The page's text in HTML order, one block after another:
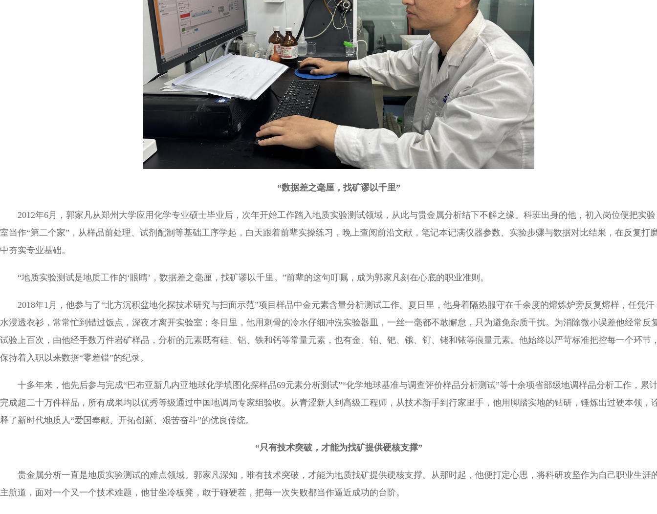
“数据差之毫厘，找矿谬以千里”
2012年6月，郭家凡从郑州大学应用化学专业硕士毕业后，次年开始工作踏入地质实验测试领域，从此与贵金属分析结下不解之缘。科班出身的他，初入岗位便把实验
室当作“第二个家”，从样品前处理、试剂配制等基础工序学起，白天跟着前辈实操练习，晚上查阅前沿文献，笔记本记满仪器参数、实验步骤与数据对比结果，在反复打
中夯实专业基础。
“地质实验测试是地质工作的‘眼睛’，数据差之毫厘，找矿谬以千里。”前辈的这句叮嘱，成为郭家凡刻在心底的职业准则。
2018年1月，他参与了“北方沉积盆地化探技术研究与扫面示范”项目样品中金元素含量分析测试工作。夏日里，他身着隔热服守在千余度的熔炼炉旁反复熔样，任凭汗
水浸透衣衫，常常忙到错过饭点，深夜才离开实验室；冬日里，他用刺骨的冷水仔细冲洗实验器皿，一丝一毫都不敢懈怠，只为避免杂质干扰。为消除微小误差他经常反
试验上百次，由他经手数万件岩矿样品，分析的元素既有硅、铝、铁和钙等常量元素，也有金、铂、钯、锇、钌、铑和铱等痕量元素。他始终以严苛标准把控每一个环节
保持着入职以来数据“零差错”的纪录。
十多年来，他先后参与完成“巴布亚新几内亚地球化学填图化探样品69元素分析测试”“化学地球基准与调查评价样品分析测试”等十余项省部级地调样品分析工作，累
完成超二十万件样品，所有成果均以优秀等级通过中国地调局专家组验收。从青涩新人到高级工程师，从技术新手到行家里手，他用脚踏实地的钻研，锤炼出过硬本领，
释了新时代地质人“爱国奉献、开拓创新、艰苦奋斗”的优良传统。
“只有技术突破，才能为找矿提供硬核支撑”
贵金属分析一直是地质实验测试的难点领域。郭家凡深知，唯有技术突破，才能为地质找矿提供硬核支撑。从那时起，他便打定心思，将科研攻坚作为自己职业生涯
主航道，面对一个又一个技术难题，他甘坐冷板凳，敢于碰硬茬，把每一次失败都当作逼近成功的台阶。